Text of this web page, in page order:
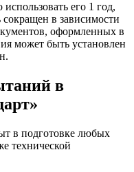
его 1 год,
в зависимости
оформленных в
может быть установлен
в
в подготовке любых
технической